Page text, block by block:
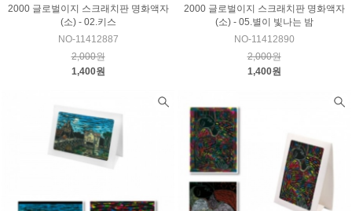
2000 글로벌이지 스크래치판 명화액자
(소) - 02.키스
NO-11412887
2,000원
1,400원
2000 글로벌이지 스크래치판 명화액자
(소) - 05.별이 빛나는 밤
NO-11412890
2,000원
1,400원